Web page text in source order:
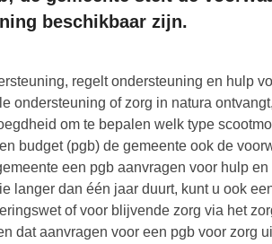
beschikbaar zijn.
regelt ondersteuning en hulp
ondersteuning of zorg in natura
om te bepalen welk type
budget (pgb) de gemeente ook de
een pgb aanvragen voor hulp
langer dan één jaar duurt, kunt u ook
of voor blijvende zorg via het
dat aanvragen voor een pgb voor zorg